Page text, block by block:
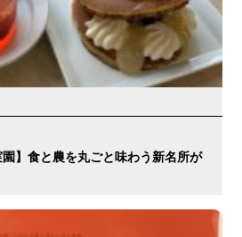
】食と農を丸ごと味わう新名所が